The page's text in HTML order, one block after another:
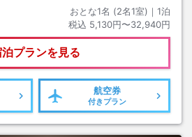
おとな1名 (2名1室)｜ 1泊
税込 5,130円〜32,940円
プランを見る
航空券
付きプラン